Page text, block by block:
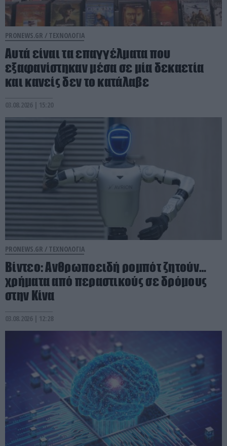
PRONEWS.GR / ΤΕΧΝΟΛΟΓΙΑ
Αυτά είναι τα επαγγέλματα που
εξαφανίστηκαν μέσα σε μία δεκαετία
και κανείς δεν το κατάλαβε
03.08.2026 | 15:20
PRONEWS.GR / ΤΕΧΝΟΛΟΓΙΑ
Βίντεο: Ανθρωποειδή ρομπότ ζητούν…
χρήματα από περαστικούς σε δρόμους
στην Κίνα
03.08.2026 | 12:28